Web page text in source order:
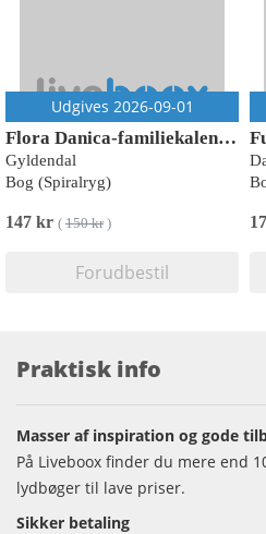
Udgives 2026-09-01
Flora Danica-familiekalender 2027
Gyldendal
Bog (Spiralryg)
147 kr ( 150 kr)
Forudbestil
Praktisk info
Masser af inspiration og gode
På Liveboox finder du mere end
lydbøger til lave priser.
Sikker betaling